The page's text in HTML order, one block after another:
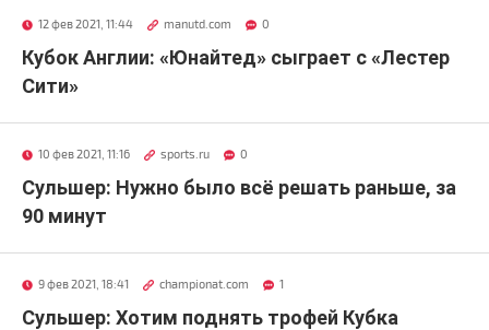
12 фев 2021, 11:44 manutd.com 0
Кубок Англии: «Юнайтед» сыграет с «Лестер
Сити»
10 фев 2021, 11:16 sports.ru 0
Сульшер: Нужно было всё решать раньше, за
90 минут
9 фев 2021, 18:41 championat.com 1
Сульшер: Хотим поднять трофей Кубка